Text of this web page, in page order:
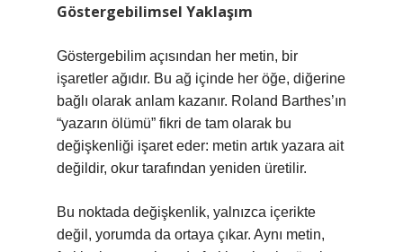
Göstergebilimsel Yaklaşım
Göstergebilim açısından her metin, bir
işaretler ağıdır. Bu ağ içinde her öğe, diğerine
bağlı olarak anlam kazanır. Roland Barthes’ın
“yazarın ölümü” fikri de tam olarak bu
değişkenliği işaret eder: metin artık yazara ait
değildir, okur tarafından yeniden üretilir.
Bu noktada değişkenlik, yalnızca içerikte
değil, yorumda da ortaya çıkar. Aynı metin,